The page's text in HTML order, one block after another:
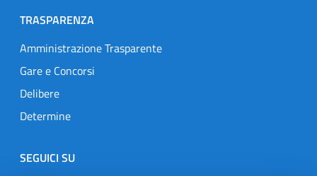
TRASPARENZA
Amministrazione Trasparente
Gare e Concorsi
Delibere
Determine
SEGUICI SU